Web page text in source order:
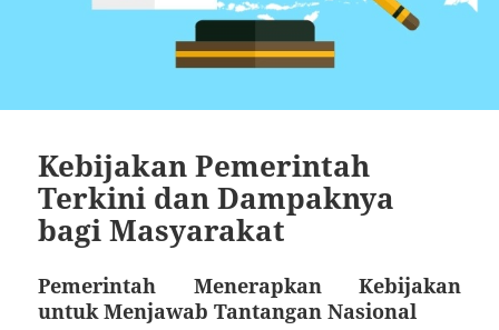
Kebijakan Pemerintah
Terkini dan Dampaknya
bagi Masyarakat
Pemerintah Menerapkan Kebijakan
untuk Menjawab Tantangan Nasional